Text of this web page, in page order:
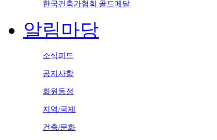
한국건축가협회 골드메달
알림마당
소식피드
공지사항
회원동정
지역/국제
건축/문화